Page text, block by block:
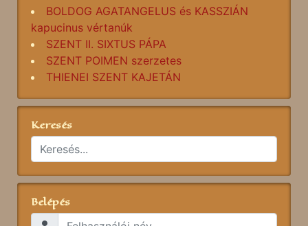
BOLDOG AGATANGELUS és KASSZIÁN
kapucinus vértanúk
SZENT II. SIXTUS PÁPA
SZENT POIMEN szerzetes
THIENEI SZENT KAJETÁN
Keresés
Belépés